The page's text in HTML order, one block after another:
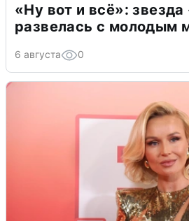
«Ну вот и всё»:
развелась с молодым
6 августа 0